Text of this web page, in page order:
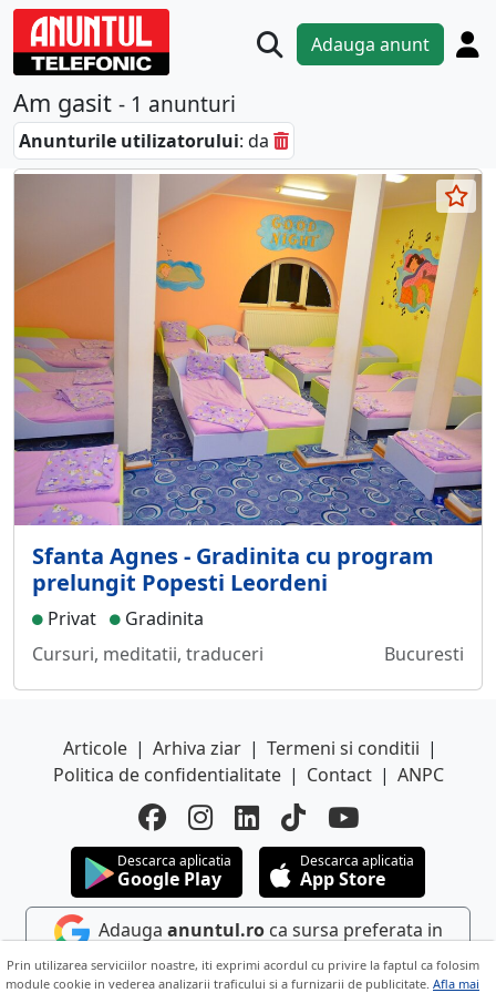
Adauga anunt
Am gasit - 1 anunturi
Anunturile utilizatorului: da
Sfanta Agnes - Gradinita cu program
prelungit Popesti Leordeni
Privat
Gradinita
Cursuri, meditatii, traduceri
Bucuresti
Articole | Arhiva ziar | Termeni si conditii |
Politica de confidentialitate | Contact | ANPC
Descarca aplicatia
Google Play
Descarca aplicatia
App Store
Adauga anuntul.roca sursa preferata in
Google
Prin utilizarea serviciilor noastre, iti exprimi acordul cu privire la faptul ca folosim
module cookie in vederea analizarii traficului si a furnizarii de publicitate. Afla mai